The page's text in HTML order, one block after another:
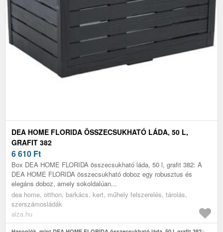
DEA HOME FLORIDA ÖSSZECSUKHATÓ LÁDA, 50 L,
GRAFIT 382
6 610 Ft
Box DEA HOME FLORIDA összecsukható láda, 50 l, grafit 382: A
DEA HOME FLORIDA összecsukható doboz egy robusztus és
elegáns doboz, amely sokoldalúan...
dea home, otthon, barkács, kert, műhely felszerelés, tárolás,
szerszámosládák
alza.hu